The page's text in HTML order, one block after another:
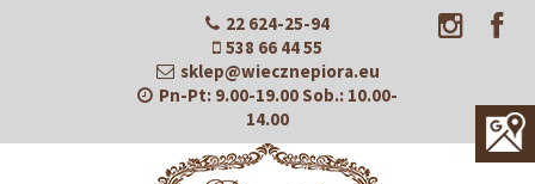
22 624-25-94
538 66 44 55
sklep@wiecznepiora.eu
Pn-Pt: 9.00-19.00Sob.: 10.00-
14.00